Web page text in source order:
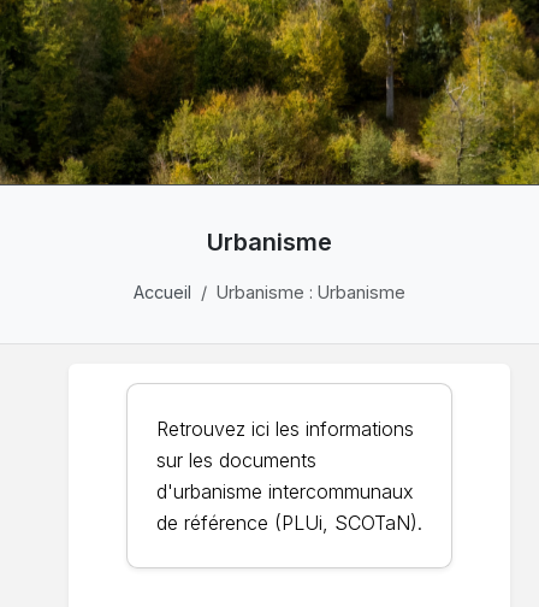
Urbanisme
Accueil Urbanisme : Urbanisme
Retrouvez ici les informations
sur les documents
d'urbanisme intercommunaux
de référence (PLUi, SCOTaN).